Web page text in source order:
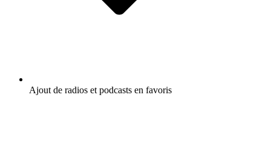
Ajout de radios et podcasts en favoris